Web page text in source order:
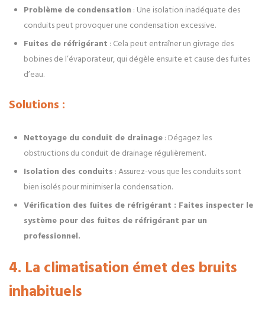
Problème de condensation : Une isolation inadéquate des
conduits peut provoquer une condensation excessive.
Fuites de réfrigérant : Cela peut entraîner un givrage des
bobines de l’évaporateur, qui dégèle ensuite et cause des fuites
d’eau.
Solutions :
Nettoyage du conduit de drainage : Dégagez les
obstructions du conduit de drainage régulièrement.
Isolation des conduits : Assurez-vous que les conduits sont
bien isolés pour minimiser la condensation.
Vérification des fuites de réfrigérant : Faites inspecter le
système pour des fuites de réfrigérant par un
professionnel.
4. La climatisation émet des bruits
inhabituels